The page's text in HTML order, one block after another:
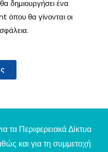
δημιουργήσει ένα
θα γίνονται οι
τα Περιφερειακά ∆ίκτυα
και για τη συμμετοχή